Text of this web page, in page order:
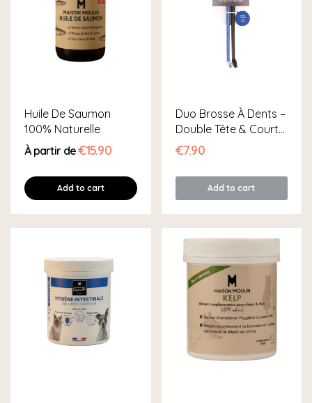
Huile De Saumon
100% Naturelle
À partir de€15.90
Add to cart
Duo Brosse À Dents –
Double Tête & Courte
Molaires
€7.90
Add to cart